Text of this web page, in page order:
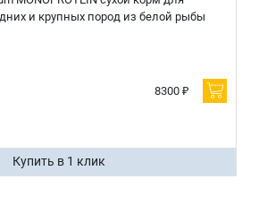
и крупных пород из белой рыбы
8300 ₽
Купить в 1 клик